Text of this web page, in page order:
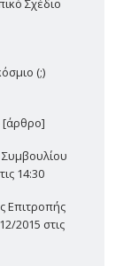
Σχέδιο
(;)
[άρθρο]
Συμβουλίου
14:30
Επιτροπής
2015 στις